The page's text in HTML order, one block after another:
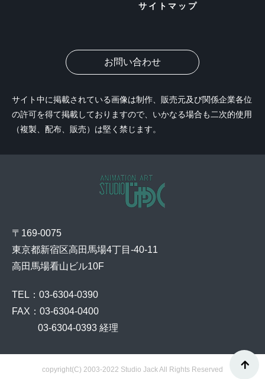
〒169-0075
東京都新宿区高田馬場4丁目-40-11
高田馬場看山ビル10F
TEL：03-6304-0390
FAX：03-6304-0400
03-6304-0393 経理
サイトマップ
お問い合わせ
サイト中に掲載されている画像は制作、販売元及び関係企業各位
の許可を得て掲載しておりますので、いかなる場合も二次的使用
（複製、配布、販売）は堅く禁じます。
copyright(C) 2003-2022 Studio Jack All Rights Reserved